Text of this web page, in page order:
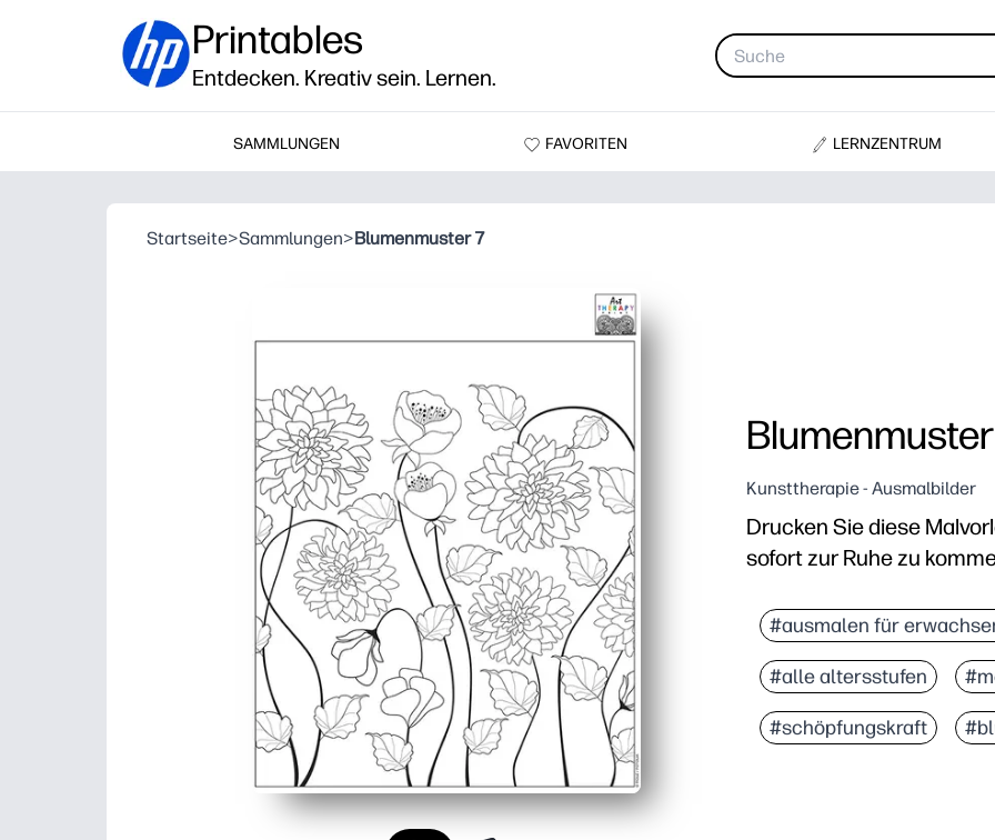
Printables
Entdecken. Kreativ sein. Lernen.
SAMMLUNGEN FAVORITEN LERNZENTRUM
Startseite>Sammlungen>Blumenmuster 7
Kunsttherapie - Ausmalbilder
Drucken Sie diese
sofort zur Ruhe zu
Keine Vorbereitung —
Ansprechende florale
Fördert Fähigkeiten —
Vielseitig zu Hause
#ausmalen für
#alle altersstufen
#schöpfungskraft